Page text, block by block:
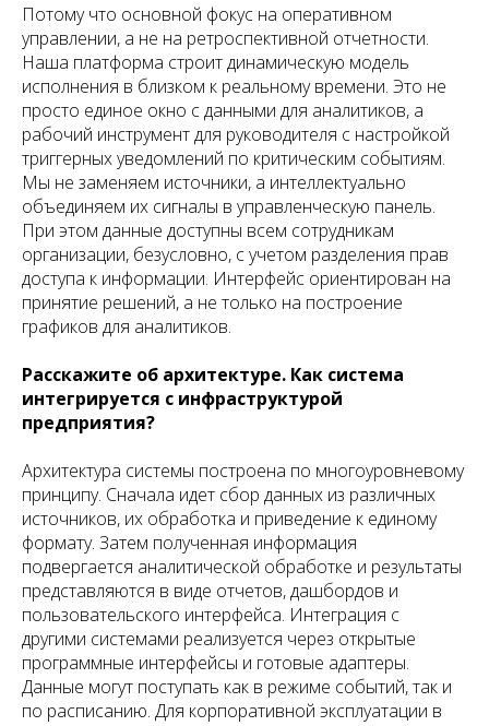
Потому что основной фокус на оперативном
управлении, а не на ретроспективной отчетности.
Наша платформа строит динамическую модель
исполнения в близком к реальному времени. Это не
просто единое окно с данными для аналитиков, а
рабочий инструмент для руководителя с настройкой
триггерных уведомлений по критическим событиям.
Мы не заменяем источники, а интеллектуально
объединяем их сигналы в управленческую панель.
При этом данные доступны всем сотрудникам
организации, безусловно, с учетом разделения прав
доступа к информации. Интерфейс ориентирован на
принятие решений, а не только на построение
графиков для аналитиков.
Расскажите об архитектуре. Как система
интегрируется с инфраструктурой
предприятия?
Архитектура системы построена по многоуровневому
принципу. Сначала идет сбор данных из различных
источников, их обработка и приведение к единому
формату. Затем полученная информация
подвергается аналитической обработке и результаты
представляются в виде отчетов, дашбордов и
пользовательского интерфейса. Интеграция с
другими системами реализуется через открытые
программные интерфейсы и готовые адаптеры.
Данные могут поступать как в режиме событий, так и
по расписанию. Для корпоративной эксплуатации в